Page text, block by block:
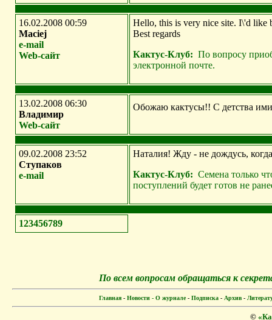
16.02.2008 00:59
Maciej
e-mail
Web-сайт
Hello, this is very nice site. I\'d like
Best regards
Кактус-Клуб: По вопросу
электронной почте.
13.02.2008 06:30
Владимир
Web-сайт
Обожаю кактусы!! С детства
09.02.2008 23:52
Ступаков
e-mail
Наталия! Жду - не дождусь,
Кактус-Клуб: Семена только
поступлений будет готов не
123456789
По всем вопросам обращаться к
Главная - Новости - О журнале- Подписка - Архив -
©